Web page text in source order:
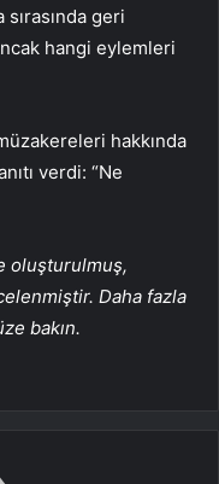
geri
hangi eylemleri
hakkında
verdi: “Ne
oluşturulmuş,
Daha fazla
bakın.